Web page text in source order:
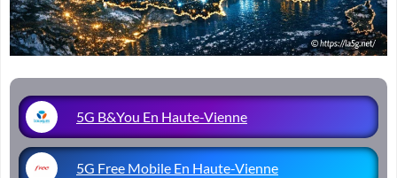
5G B&You En Haute-Vienne
5G Free Mobile En Haute-Vienne